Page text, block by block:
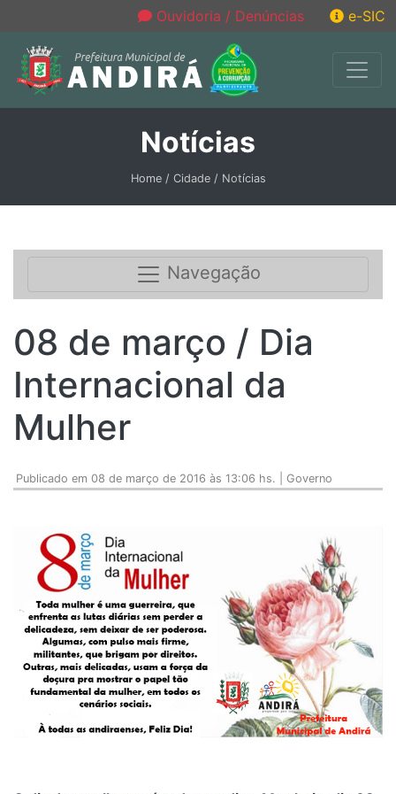
Ouvidoria / Denúncias e-SIC
Notícias
Home / Cidade / Notícias
Navegação
08 de março / Dia
Internacional da
Mulher
Publicado em 08 de março de 2016 às 13:06 hs. | Governo